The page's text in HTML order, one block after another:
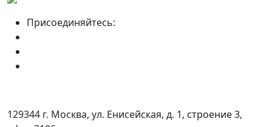
Присоединяйтесь:
129344 г. Москва, ул. Енисейская, д. 1, строение 3,